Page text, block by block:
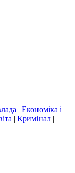
| Економіка і
| Кримінал |